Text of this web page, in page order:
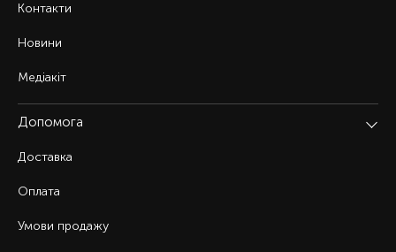
Контакти
Новини
Медіакіт
Допомога
Доставка
Оплата
Умови продажу